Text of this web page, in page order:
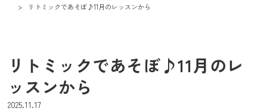
リトミックであそぼ♪11月のレッスンから
リトミックであそぼ♪11月のレ
ッスンから
2025.11.17